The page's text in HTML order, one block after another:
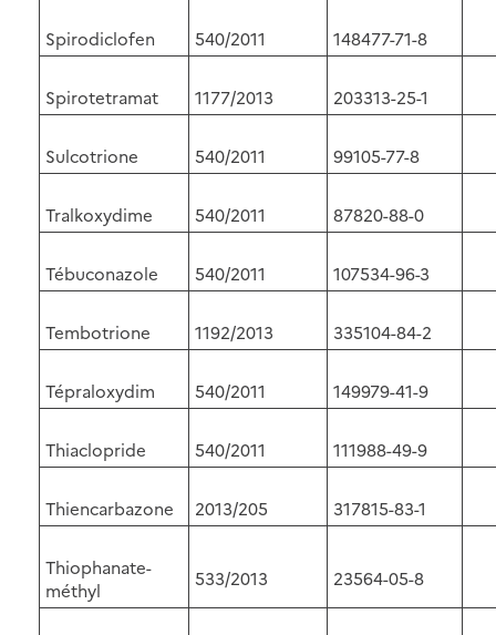
Spirodiclofen 540/2011 148477-71-8
Spirotetramat 1177/2013 203313-25-1
Sulcotrione 540/2011 99105-77-8
Tralkoxydime 540/2011 87820-88-0
Tébuconazole 540/2011 107534-96-3
Tembotrione 1192/2013 335104-84-2
Tépraloxydim 540/2011 149979-41-9
Thiaclopride 540/2011 111988-49-9
Thiencarbazone 2013/205 317815-83-1
Thiophanate-
méthyl
533/2013 23564-05-8